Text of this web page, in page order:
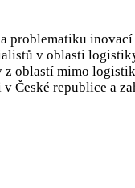
problematiku
v oblasti
z oblastí mimo
České republice a